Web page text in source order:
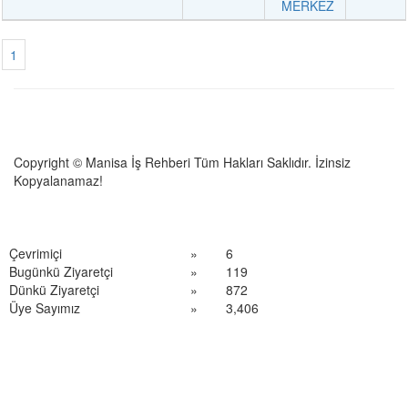
MERKEZ
1
Copyright © Manisa İş Rehberi Tüm Hakları Saklıdır. İzinsiz
Kopyalanamaz!
Çevrimiçi »
6
Bugünkü Ziyaretçi
»
119
Dünkü Ziyaretçi
»
872
Üye Sayımız
» 3,406